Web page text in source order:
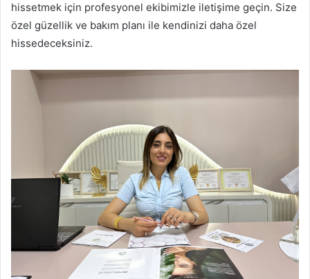
hissetmek için profesyonel ekibimizle iletişime geçin. Size
özel güzellik ve bakım planı ile kendinizi daha özel
hissedeceksiniz.